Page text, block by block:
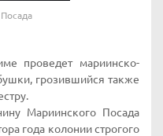
проведет мариинско-
грозившийся также
Мариинского Посада
года колонии строгого